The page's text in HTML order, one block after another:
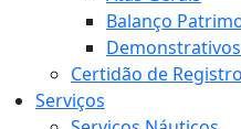
Balanço
Certidão de
Serviços